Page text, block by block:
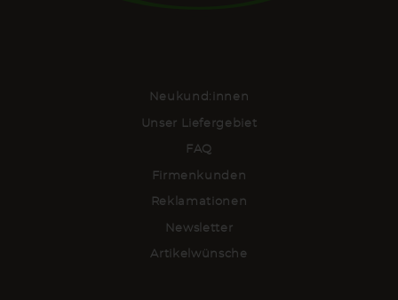
Neukund:innen
Unser Liefergebiet
FAQ
Firmenkunden
Reklamationen
Newsletter
Artikelwünsche